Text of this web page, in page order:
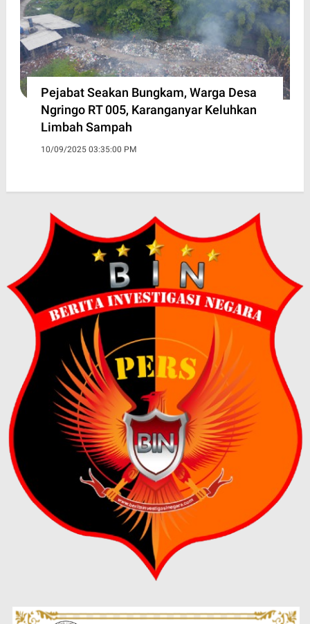
Pejabat Seakan Bungkam, Warga Desa
Ngringo RT 005, Karanganyar Keluhkan
Limbah Sampah
10/09/2025 03:35:00 PM